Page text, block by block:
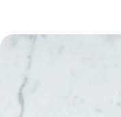
16 juillet 2026